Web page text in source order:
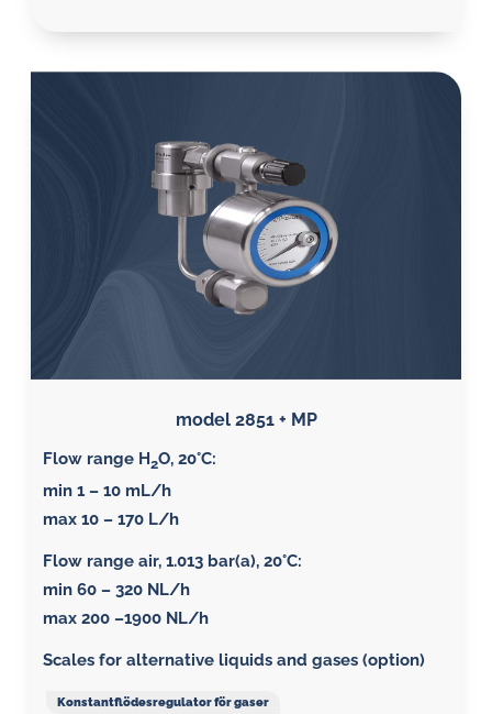
model 2851 + MP
Flow range H2O, 20°C:
min 1 – 10 mL/h
max 10 – 170 L/h
Flow range air, 1.013 bar(a), 20°C:
min 60 – 320 NL/h
max 200 –1900 NL/h
Scales for alternative liquids and gases (option)
Konstantflödesregulator för gaser